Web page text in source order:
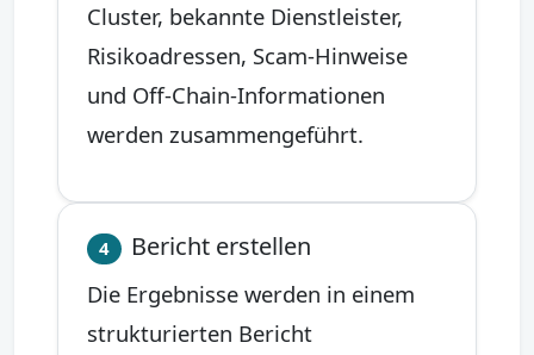
Cluster, bekannte Dienstleister,
Risikoadressen, Scam-Hinweise
und Off-Chain-Informationen
werden zusammengeführt.
4 Bericht erstellen
Die Ergebnisse werden in einem
strukturierten Bericht